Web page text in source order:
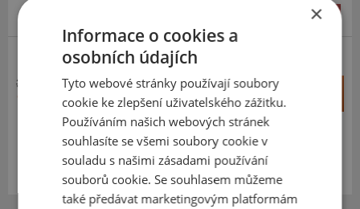
DOPORUČUJEME
3 394 Kč
1 865 Kč
+
–
SKLADEM Expedujeme příští prac. den
Na prodejně v Opavě 4 ks.
Centrální sklad 4 ks.
×
Informace o cookies a
osobních údajích
Tyto webové stránky používají soubory
cookie ke zlepšení uživatelského zážitku.
Používáním našich webových stránek
souhlasíte se všemi soubory cookie v
souladu s našimi zásadami používání
souborů cookie. Se souhlasem můžeme
také předávat marketingovým platformám